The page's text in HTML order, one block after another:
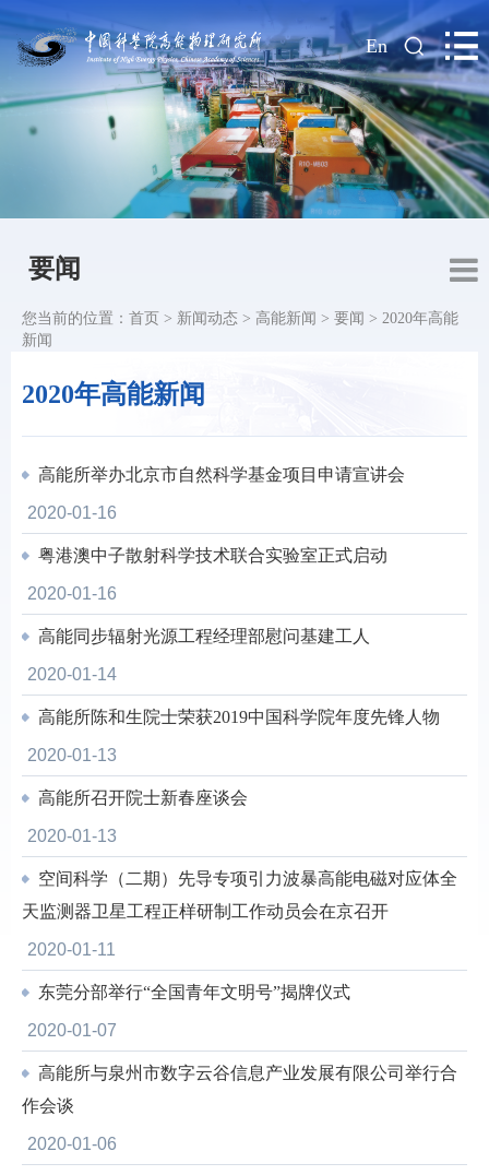
| En
要闻
2020年高能新闻
您当前的位置： 首页 > 新闻动态 > 高能新闻 > 要闻 > 2020年高能
新闻
高能所举办北京市自然科学基金项目申请宣讲会
2020-01-16
粤港澳中子散射科学技术联合实验室正式启动
2020-01-16
高能同步辐射光源工程经理部慰问基建工人
2020-01-14
高能所陈和生院士荣获2019中国科学院年度先锋人物
2020-01-13
高能所召开院士新春座谈会
2020-01-13
空间科学（二期）先导专项引力波暴高能电磁对应体全
天监测器卫星工程正样研制工作动员会在京召开
2020-01-11
东莞分部举行“全国青年文明号”揭牌仪式
2020-01-07
高能所与泉州市数字云谷信息产业发展有限公司举行合
作会谈
2020-01-06